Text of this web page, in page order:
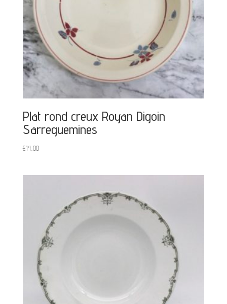
Plat rond creux Royan Digoin
Sarreguemines
€14,00